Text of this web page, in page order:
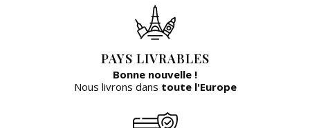
PAYS LIVRABLES
Bonne nouvelle !
Nous livrons dans toute l'Europe